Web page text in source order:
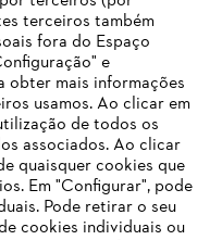
SUPORTA
não suportamos. Para
que altere
terceiros também
fora do Espaço
e
obter mais informações
usamos. Ao clicar em
de todos os
associados. Ao clicar
quaisquer cookies que
Em "Configurar", pode
Pode retirar o seu
cookies individuais ou